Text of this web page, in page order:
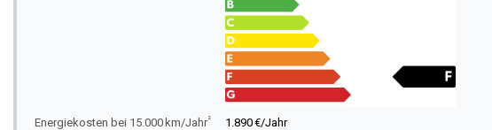
Energiekosten bei 15.000 km/Jahr²
1.890 €/Jahr